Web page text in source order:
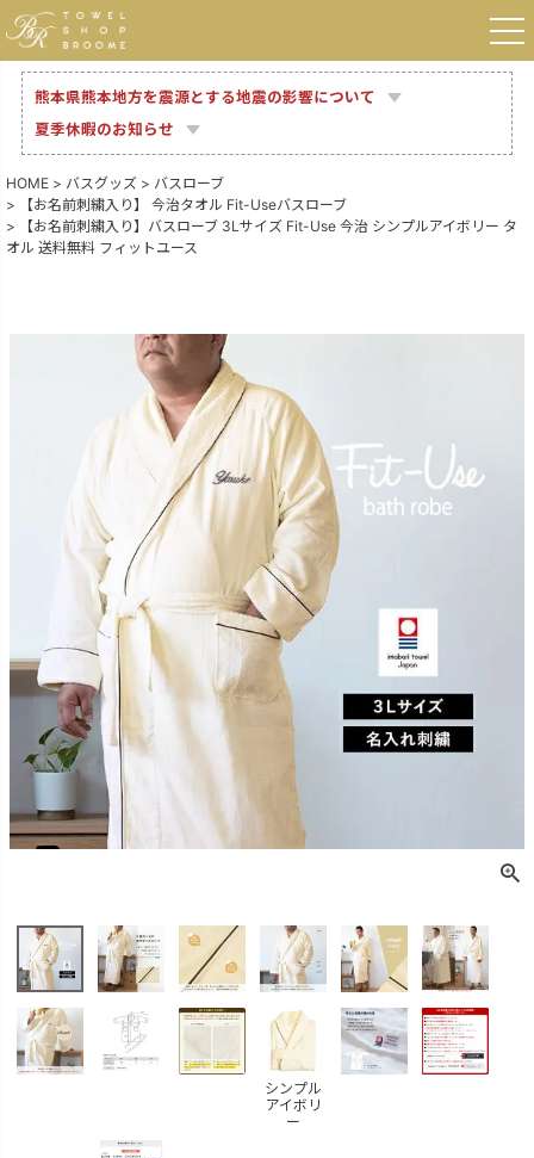
熊本県熊本地方を震源とする地震の影響について
夏季休暇のお知らせ
HOME バスグッズ
バスローブ
【お名前刺繍入り】 今治タオル Fit-Useバスローブ
【お名前刺繍入り】バスローブ 3Lサイズ Fit-Use 今治 シンプルアイボリー タ
オル 送料無料 フィットユース
シンプル
アイボリ
ー